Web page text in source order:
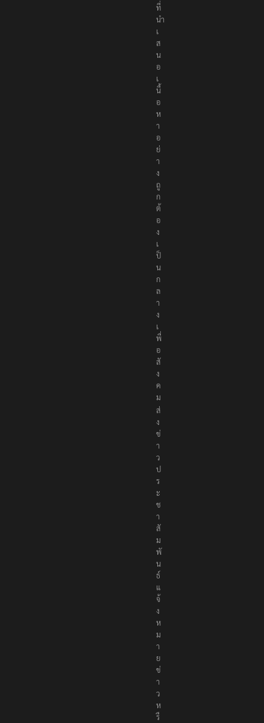
ที่
นำ
เ
ส
น
อ
เ
นื้
อ
ห
า
อ
ย่
า
ง
ถู
ก
ต้
อ
ง
เ
ป็
น
ก
ล
า
ง
เ
พื่
อ
สั
ง
ค
ม
ส่
ง
ข่
า
ว
ป
ร
ะ
ช
า
สั
ม
พั
น
ธ์
แ
จ้
ง
ห
ม
า
ย
ข่
า
ว
ห
รื